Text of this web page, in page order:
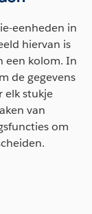
eenheden in
hiervan is
een kolom. In
de gegevens
elk stukje
van
om